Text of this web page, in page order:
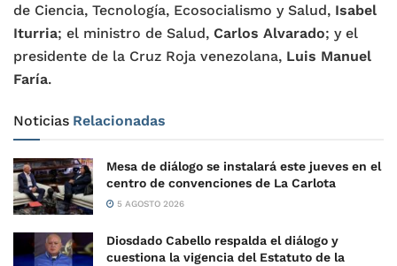
de Ciencia, Tecnología, Ecosocialismo y Salud, Isabel
Iturria; el ministro de Salud, Carlos Alvarado; y el
presidente de la Cruz Roja venezolana, Luis Manuel
Faría.
Noticias Relacionadas
Mesa de diálogo se instalará este jueves en el
centro de convenciones de La Carlota
5 AGOSTO 2026
Diosdado Cabello respalda el diálogo y
cuestiona la vigencia del Estatuto de la